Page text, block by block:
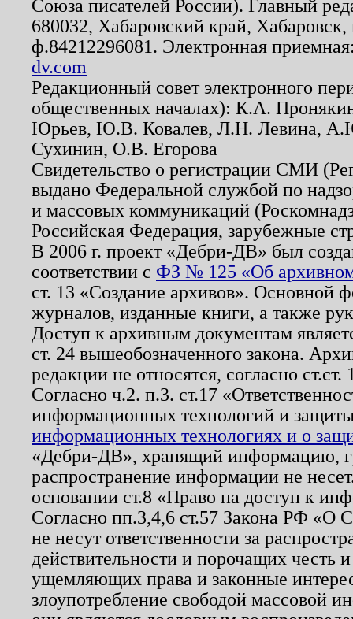
Союза писателей России). Главный
680032, Хабаровский край,
ф.84212296081. Электронная
dv.com
Редакционный совет электронного
общественных началах): К.А.
Юрьев, Ю.В. Ковалев, Л.Н. Левина,
Сухинин, О.В. Егорова
Свидетельство о регистрации СМИ
выдано Федеральной службой по
и массовых коммуникаций
Российская Федерация, зарубежные
В 2006 г. проект «Дебри-ДВ» был
соответствии с ФЗ № 125 «Об
ст. 13 «Создание архивов». Основной
журналов, изданные книги, а также
Доступ к архивным документам
ст. 24 вышеобозначенного закона.
редакции не относятся, согласно
Согласно ч.2. п.3. ст.17
информационных технологий и
информационных технологиях и о
«Дебри-ДВ», хранящий информацию,
распространение информации не
основании ст.8 «Право на доступ к
Согласно пп.3,4,6 ст.57 Закона РФ «О
не несут ответственности за
действительности и порочащих честь
ущемляющих права и законные
злоупотребление свободой массовой